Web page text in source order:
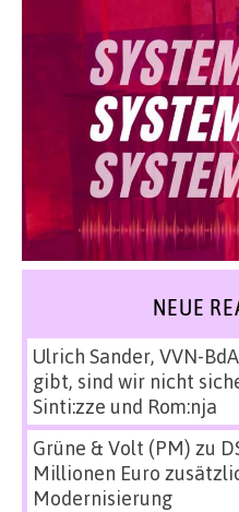
NEUE
Ulrich Sander, VVN-BdA
gibt, sind wir nicht
Sinti:zze und Rom:nja
Grüne & Volt (PM) zu
Millionen Euro
Modernisierung